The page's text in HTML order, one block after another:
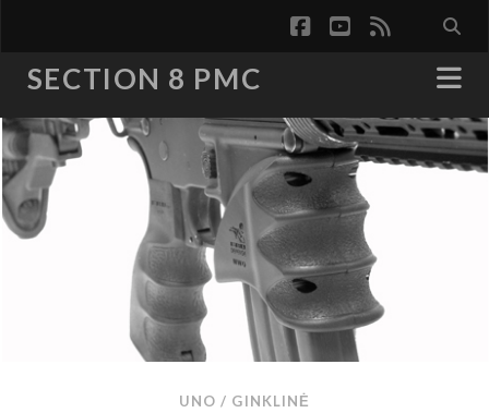
facebook
youtube
rss
SECTION 8 PMC
UNO / GINKLINĖ